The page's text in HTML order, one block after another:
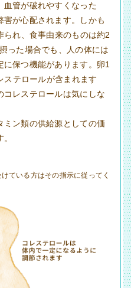
血管が破れやすくなった
害が心配されます。しかも
れ、食事由来のものは約2
った場合でも、人の体には
に保つ機能があります。卵1
テロールが含まれます
レステロールは気にしな
ン類の供給源としての価
ている方はその指示に従ってく